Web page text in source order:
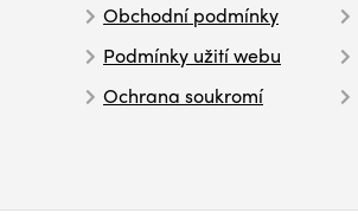
Obchodní podmínky
Podmínky užití webu
Ochrana soukromí